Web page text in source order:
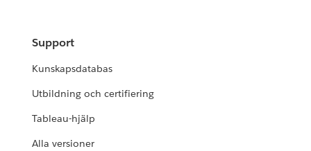
Support
Kunskapsdatabas
Utbildning och certifiering
Tableau-hjälp
Alla versioner